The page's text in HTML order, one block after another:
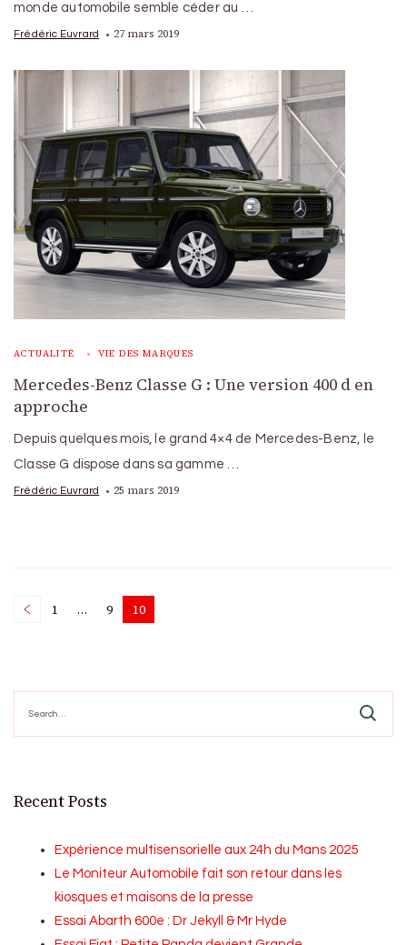
monde automobile semble céder au …
Frédéric Euvrard 27 mars 2019
ACTUALITÉ VIE DES MARQUES
Mercedes-Benz Classe G : Une version 400 d en
approche
Depuis quelques mois, le grand 4×4 de Mercedes-Benz, le
Classe G dispose dans sa gamme …
Frédéric Euvrard 25 mars 2019
Posts
Page
1 … Page
9 Page
10
for:
Recent Posts
Expérience multisensorielle aux 24h du Mans 2025
Le Moniteur Automobile fait son retour dans les
kiosques et maisons de la presse
Essai Abarth 600e : Dr Jekyll & Mr Hyde